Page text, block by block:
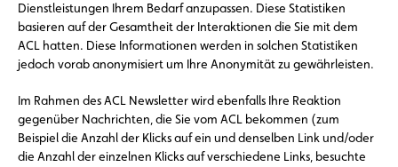
Dienstleistungen Ihrem Bedarf anzupassen. Diese Statistiken
basieren auf der Gesamtheit der Interaktionen die Sie mit dem
ACL hatten. Diese Informationen werden in solchen Statistiken
jedoch vorab anonymisiert um Ihre Anonymität zu gewährleisten.
Im Rahmen des ACL Newsletter wird ebenfalls Ihre Reaktion
gegenüber Nachrichten, die Sie vom ACL bekommen (zum
Beispiel die Anzahl der Klicks auf ein und denselben Link und/oder
die Anzahl der einzelnen Klicks auf verschiedene Links, besuchte